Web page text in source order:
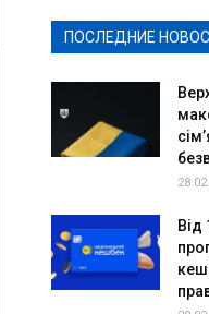
ПОСЛЕДНИЕ
Від